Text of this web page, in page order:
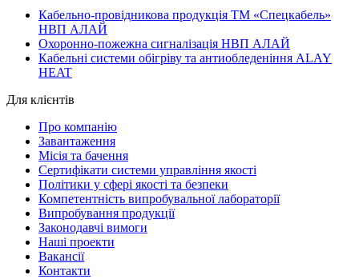
Кабельно-провідникова продукція ТМ «Спецкабель»
НВП АЛАЙ
Охоронно-пожежна сигналізація НВП АЛАЙ
Кабельні системи обігріву та антиобледеніння ALAY
HEAT
Для клієнтів
Про компанію
Завантаження
Місія та бачення
Сертифікати системи управління якості
Політики у сфері якості та безпеки
Компетентність випробувальної лабораторії
Випробування продукції
Законодавчі вимоги
Наші проекти
Вакансії
Контакти